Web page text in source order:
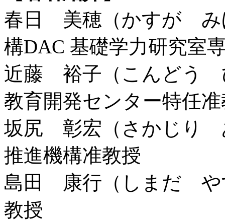
春日 美穂（かすが み
構DAC 基礎学力研究室
近藤 裕子（こんどう
教育開発センター特任
坂尻 彰宏（さかじり
推進機構准教授
島田 康行（しまだ や
教授